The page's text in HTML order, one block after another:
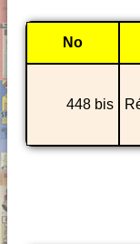
No
448 bis